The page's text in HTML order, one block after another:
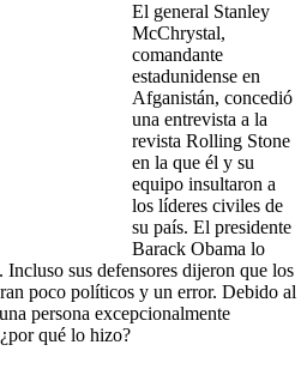
El general Stanley
McChrystal,
comandante
estadunidense en
Afganistán, concedió
una entrevista a la
revista Rolling Stone
en la que él y su
equipo insultaron a
los líderes civiles de
su país. El presidente
Barack Obama lo
sus defensores dijeron que los
poco políticos y un error. Debido al
persona excepcionalmente
qué lo hizo?